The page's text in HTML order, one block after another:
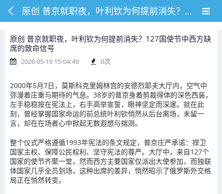
原创 普京就职夜，叶利钦为何提前消失？127国使节中西方缺席的致命信号
原创 普京就职夜，叶利钦为何提前消失？127国使节中西方缺
席的致命信号
2026-05-19 15:04:49 0次
2000年5月7日，莫斯科克里姆林宫的安德烈耶夫大厅内，空气中
弥漫着庄重与期待的气息。38岁的普京身着剪裁得体的深色西装，
左手稳稳按在宪法上，右手高举宣誓，眼神坚定而深邃。就在此
刻，曾经掌握国家命运的前总统叶利钦悄然从后台离场，未留一
言，却在在场者心中掀起无数遐想与揣测。
整个仪式严格遵循1993年宪法的条文规定，普京庄严承诺：捍卫
国家主权、保障公民权利、坚守宪法的尊严。大厅中，来自127个
国家的使节齐聚一堂，然而西方主要国家仅派出大使参加，而独联
体国家几乎全员到场，这种出席的差异，悄然昭示了俄罗斯外交格
局正在悄然转变。